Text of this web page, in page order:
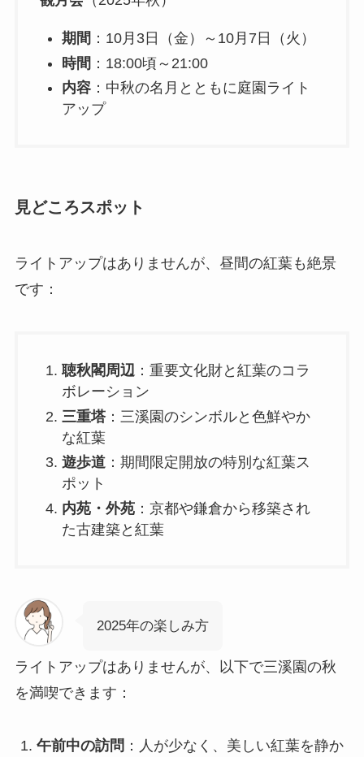
期間 ：10月3日（金）～10月7日（火）
時間 ：18:00頃～21:00
内容：中秋の名月とともに庭園ライト
アップ
見どころスポット
ライトアップはありませんが、昼間の紅葉も絶景
です：
聴秋閣周辺：重要文化財と紅葉のコラ
ボレーション
三重塔：三溪園のシンボルと色鮮やか
な紅葉
遊歩道：期間限定開放の特別な紅葉ス
ポット
内苑・外苑：京都や鎌倉から移築され
た古建築と紅葉
2025年の楽しみ方
ライトアップはありませんが、以下で三溪園の秋
を満喫できます：
午前中の訪問 ：人が少なく、美しい紅葉を静か